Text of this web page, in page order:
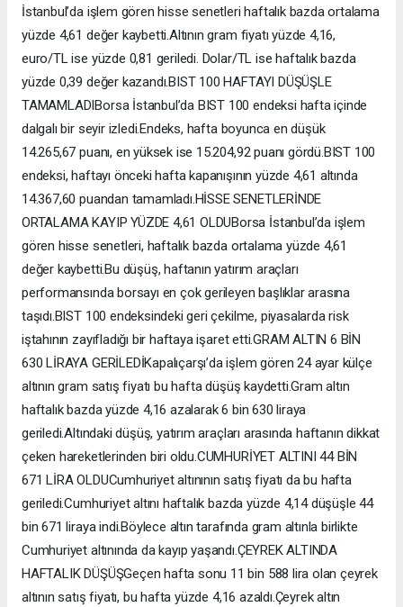
İstanbul’da işlem gören hisse senetleri haftalık bazda ortalama
yüzde 4,61 değer kaybetti.Altının gram fiyatı yüzde 4,16,
euro/TL ise yüzde 0,81 geriledi. Dolar/TL ise haftalık bazda
yüzde 0,39 değer kazandı.BIST 100 HAFTAYI DÜŞÜŞLE
TAMAMLADIBorsa İstanbul’da BIST 100 endeksi hafta içinde
dalgalı bir seyir izledi.Endeks, hafta boyunca en düşük
14.265,67 puanı, en yüksek ise 15.204,92 puanı gördü.BIST 100
endeksi, haftayı önceki hafta kapanışının yüzde 4,61 altında
14.367,60 puandan tamamladı.HİSSE SENETLERİNDE
ORTALAMA KAYIP YÜZDE 4,61 OLDUBorsa İstanbul’da işlem
gören hisse senetleri, haftalık bazda ortalama yüzde 4,61
değer kaybetti.Bu düşüş, haftanın yatırım araçları
performansında borsayı en çok gerileyen başlıklar arasına
taşıdı.BIST 100 endeksindeki geri çekilme, piyasalarda risk
iştahının zayıfladığı bir haftaya işaret etti.GRAM ALTIN 6 BİN
630 LİRAYA GERİLEDİKapalıçarşı’da işlem gören 24 ayar külçe
altının gram satış fiyatı bu hafta düşüş kaydetti.Gram altın
haftalık bazda yüzde 4,16 azalarak 6 bin 630 liraya
geriledi.Altındaki düşüş, yatırım araçları arasında haftanın dikkat
çeken hareketlerinden biri oldu.CUMHURİYET ALTINI 44 BİN
671 LİRA OLDUCumhuriyet altınının satış fiyatı da bu hafta
geriledi.Cumhuriyet altını haftalık bazda yüzde 4,14 düşüşle 44
bin 671 liraya indi.Böylece altın tarafında gram altınla birlikte
Cumhuriyet altınında da kayıp yaşandı.ÇEYREK ALTINDA
HAFTALIK DÜŞÜŞGeçen hafta sonu 11 bin 588 lira olan çeyrek
altının satış fiyatı, bu hafta yüzde 4,16 azaldı.Çeyrek altın